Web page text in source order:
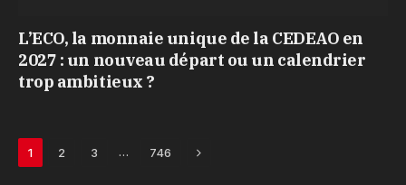
L’ECO, la monnaie unique de la CEDEAO en
2027 : un nouveau départ ou un calendrier
trop ambitieux ?
1 2 3 … 746 Next